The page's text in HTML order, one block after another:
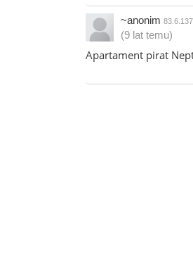
~anonim
(9 lat temu)
Apartament pirat